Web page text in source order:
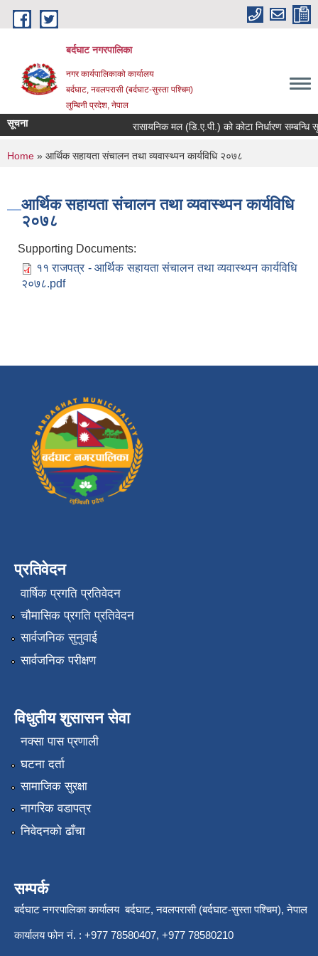
Skip to main content
बर्दघाट नगरपालिका
नगर कार्यपालिकाको कार्यालय
बर्दघाट, नवलपरासी (बर्दघाट-सुस्ता पश्चिम)
लुम्बिनी प्रदेश, नेपाल
सूचना रासायनिक मल (डि.ए.पी.) को कोटा निर्धारण सम्बन्धि
You are here
Home » आर्थिक सहायता संचालन तथा व्यवास्थ्पन कार्यविधि २०७८
आर्थिक सहायता संचालन तथा व्यवास्थ्पन कार्यविधि
२०७८
Supporting Documents:
११ राजपत्र - आर्थिक सहायता संचालन तथा व्यवास्थ्पन कार्यविधि
२०७८.pdf
प्रतिवेदन
वार्षिक प्रगति प्रतिवेदन
चौमासिक प्रगति प्रतिवेदन
सार्वजनिक सुनुवाई
सार्वजनिक परीक्षण
विधुतीय शुसासन सेवा
नक्सा पास प्रणाली
घटना दर्ता
सामाजिक सुरक्षा
नागरिक वडापत्र
निवेदनको ढाँचा
सम्पर्क
बर्दघाट नगरपालिका कार्यालय बर्दघाट, नवलपरासी (बर्दघाट-सुस्ता पश्चिम), नेपाल
कार्यालय फोन नं. : +977 78580407, +977 78580210